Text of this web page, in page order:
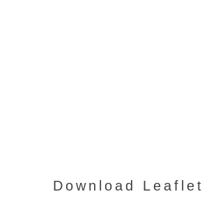
Download Leaflet